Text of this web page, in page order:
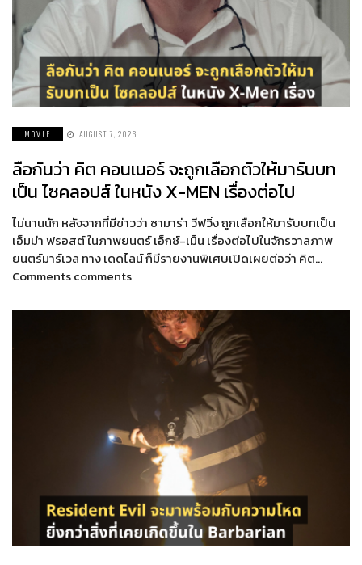
MOVIE AUGUST 7, 2026
ลือกันว่า คิต คอนเนอร์ จะถูกเลือกตัวให้มารับบท
เป็น ไซคลอปส์ ในหนัง X-MEN เรื่องต่อไป
ไม่นานนัก หลังจากที่มีข่าวว่า ซามาร่า วีฟวิ่ง ถูกเลือกให้มารับบทเป็น
เอ็มม่า ฟรอสต์ ในภาพยนตร์ เอ็กซ์-เม็น เรื่องต่อไปในจักรวาลภาพ
ยนตร์มาร์เวล ทาง เดดไลน์ ก็มีรายงานพิเศษเปิดเผยต่อว่า คิต…
Comments comments